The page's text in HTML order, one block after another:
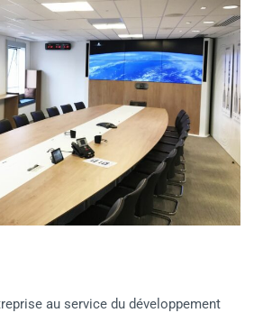
au service du développement